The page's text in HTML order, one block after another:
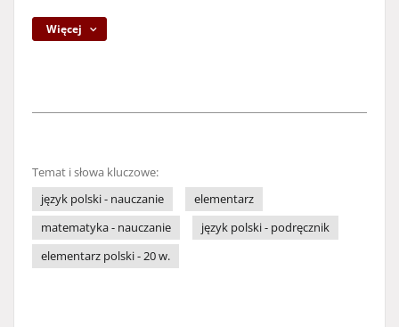
Więcej
Temat i słowa kluczowe:
język polski - nauczanie
elementarz
matematyka - nauczanie
język polski - podręcznik
elementarz polski - 20 w.